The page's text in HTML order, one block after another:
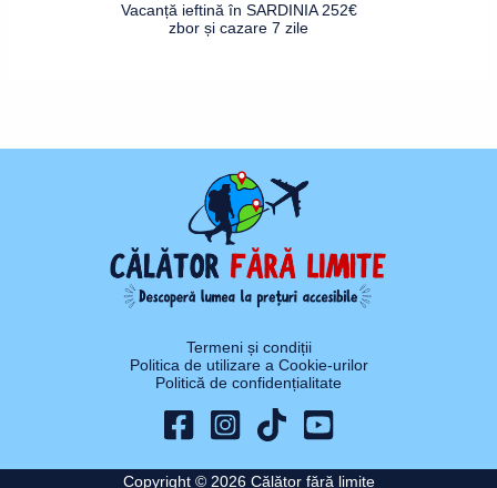
Vacanță ieftină în SARDINIA 252€
zbor și cazare 7 zile
Termeni și condiții
Politica de utilizare a Cookie-urilor
Politică de confidențialitate
Copyright © 2026 Călător fără limite